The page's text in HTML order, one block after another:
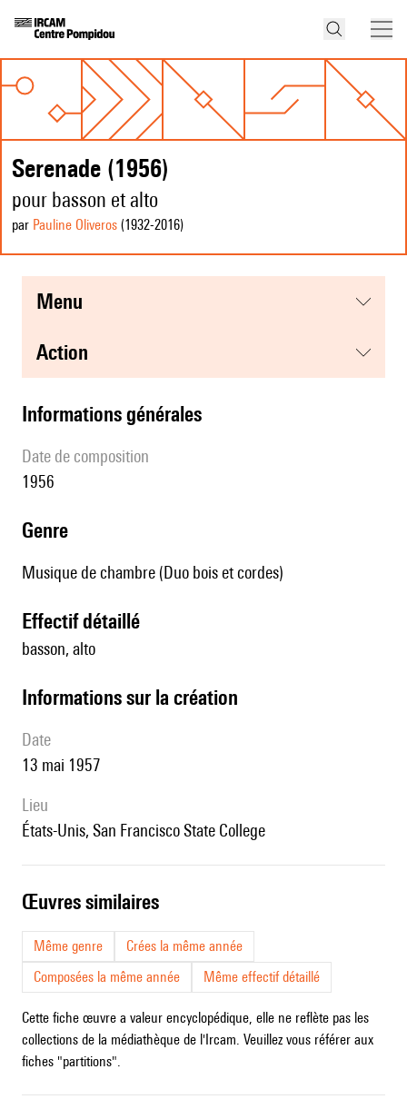
Serenade (1956)
pour basson et alto
par Pauline Oliveros (1932-2016)
menu
action
informations générales
date de composition
1956
genre
Musique de chambre (Duo bois et cordes)
effectif détaillé
basson, alto
informations sur la création
date
13 mai 1957
lieu
États-Unis, San Francisco State College
œuvres similaires
Même genre
Crées la même année
Composées la même année
Même effectif détaillé
Cette fiche œuvre a valeur encyclopédique, elle ne reflète pas les
collections de la médiathèque de l'Ircam. Veuillez vous référer aux
fiches "partitions".